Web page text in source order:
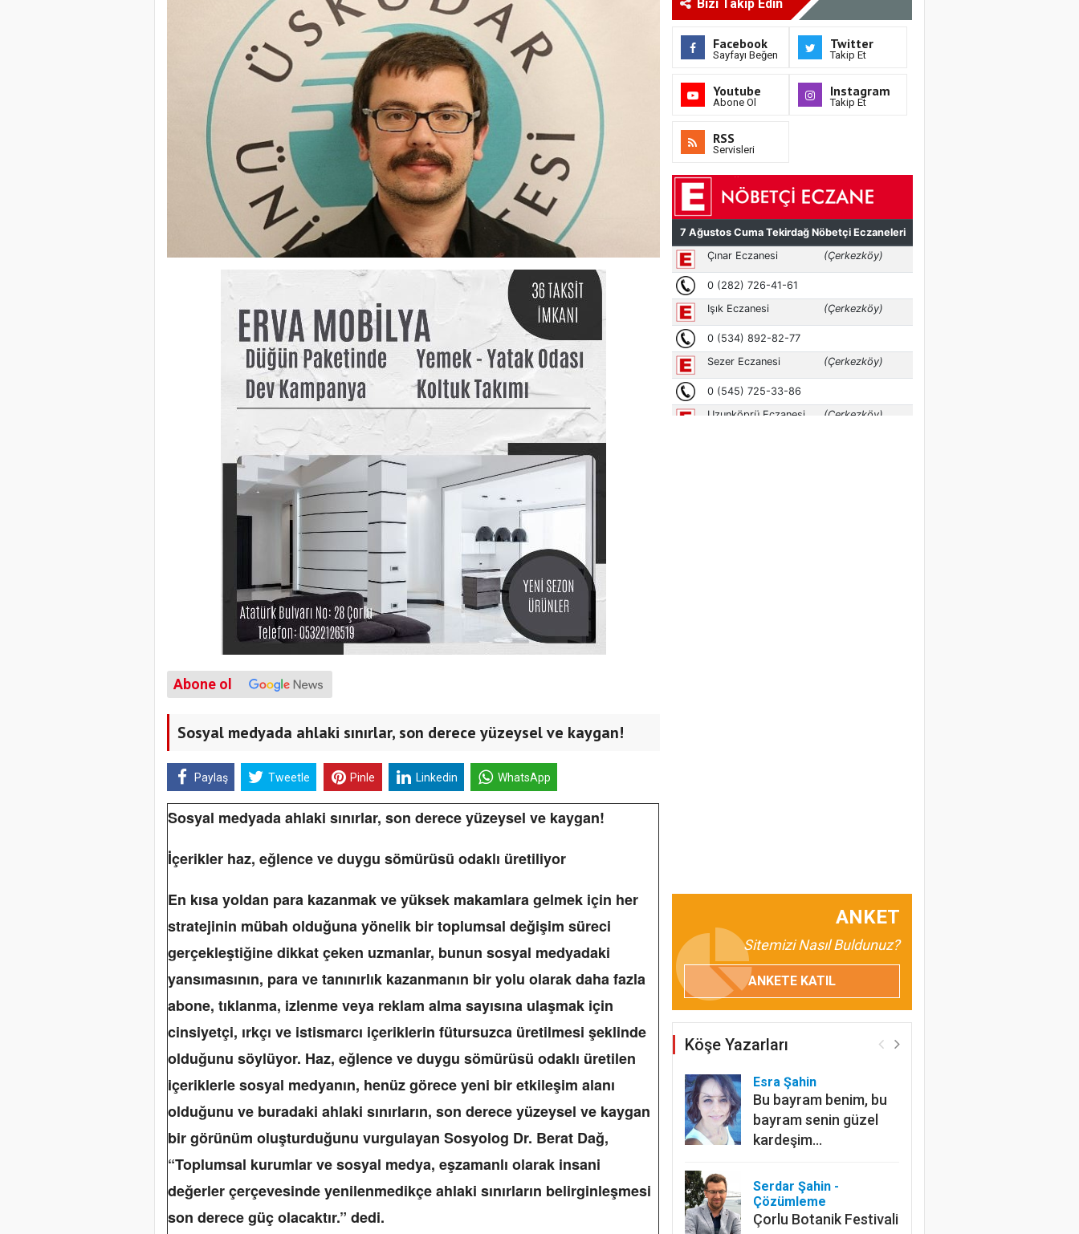
Abone ol
Sosyal medyada ahlaki sınırlar, son derece yüzeysel ve kaygan!
Paylaş Tweetle Pinle Linkedin WhatsApp
Sosyal medyada ahlaki sınırlar, son derece yüzeysel ve kaygan!
İçerikler haz, eğlence ve duygu sömürüsü odaklı üretiliyor
En kısa yoldan para kazanmak ve yüksek makamlara gelmek için her
stratejinin mübah olduğuna yönelik bir toplumsal değişim süreci
gerçekleştiğine dikkat çeken uzmanlar, bunun sosyal medyadaki
yansımasının, para ve tanınırlık kazanmanın bir yolu olarak daha fazla
abone, tıklanma, izlenme veya reklam alma sayısına ulaşmak için
cinsiyetçi, ırkçı ve istismarcı içeriklerin fütursuzca üretilmesi şeklinde
olduğunu söylüyor. Haz, eğlence ve duygu sömürüsü odaklı üretilen
içeriklerlesosyal medyanın, henüz görece yeni bir etkileşim alanı
olduğunu ve buradaki ahlaki sınırların, son derece yüzeysel ve kaygan
bir görünüm oluşturduğunu vurgulayan Sosyolog Dr. Berat Dağ,
“Toplumsal kurumlar ve sosyal medya, eşzamanlı olarak insani
değerler çerçevesinde yenilenmedikçe ahlaki sınırların belirginleşmesi
son derece güç olacaktır.” dedi.
Bizi Takip Edin
Facebook
Sayfayı Beğen
Twitter
Takip Et
Youtube
Abone Ol
Instagram
Takip Et
RSS
Servisleri
ANKET
Sitemizi Nasıl Buldunuz?
ANKETE KATIL
Köşe Yazarları
Esra Şahin
Bu bayram benim, bu
bayram senin güzel
kardeşim…
Serdar Şahin -
Çözümleme
Çorlu Botanik Festivali